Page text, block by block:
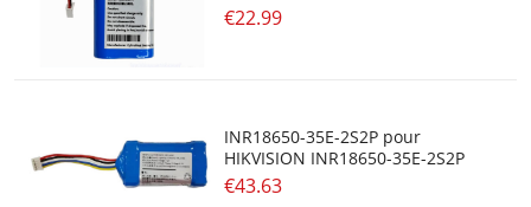
€22.99
INR18650-35E-2S2P pour
HIKVISION INR18650-35E-2S2P
€43.63